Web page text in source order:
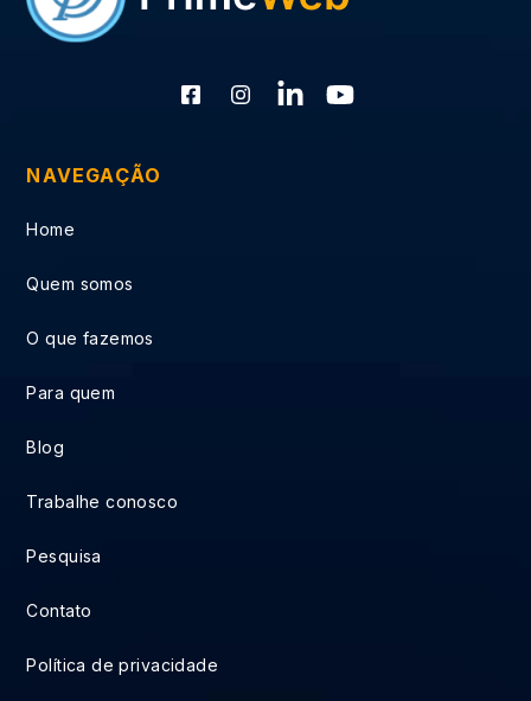
NAVEGAÇÃO
Home
Quem somos
O que fazemos
Para quem
Blog
Trabalhe conosco
Pesquisa
Contato
Política de privacidade